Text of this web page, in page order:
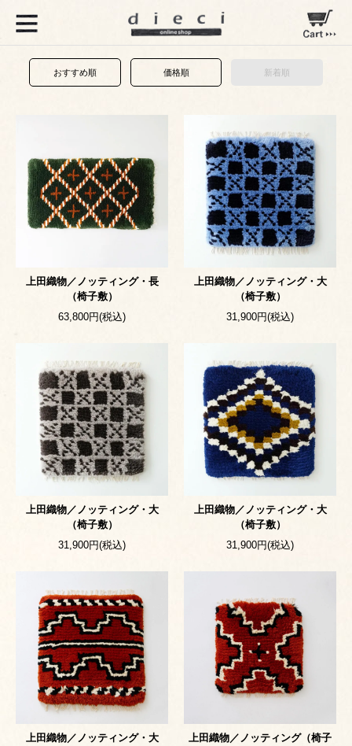
おすすめ順 価格順 新着順
上田織物／ノッティング・長
（椅子敷）
63,800円(税込)
上田織物／ノッティング・大
（椅子敷）
31,900円(税込)
上田織物／ノッティング・大
（椅子敷）
31,900円(税込)
上田織物／ノッティング・大
（椅子敷）
31,900円(税込)
上田織物／ノッティング・大
上田織物／ノッティング（椅子